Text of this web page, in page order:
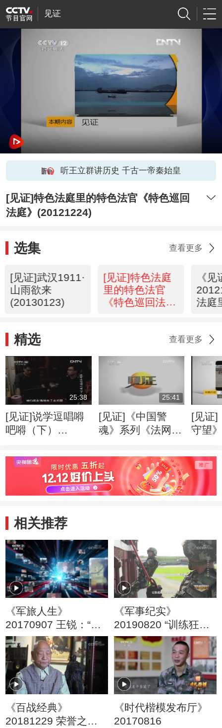
见证
听王立群讲历史 千古一帝秦始皇
[见证]特色法庭里的特色法官《特色巡回
法庭》(20121224)
选集 查看更多
[见证]武汉1911·
山雨欲来
(20130123)
[见证]特色法庭
里的特色法官
《特色巡回法
《
法庭
精选 查看更多
25:38
[见证]说学逗唱嘚
吧嘚（下）
25:41
[见证]《中国警
魂》系列《法网先
（20120624）
[见证]
守望
(下级)
相关推荐
《军旅人生》
20170907 王锐：“双
特”两栖铁甲尖兵
《军事纪实》
20190820 “训练狂
人”的挑战赛
《百战经典》
20181229 荣誉之战·
《时代楷模发布厅》
20170816